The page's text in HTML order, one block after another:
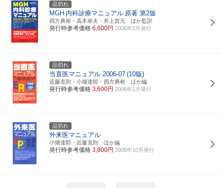
品切れ
MGH 内科診療マニュアル 原著 第2版
四方典裕・高木幸夫・井上賀元 ほか監訳
発行時参考価格 6,600円 2006年3月発行
品切れ
当直医マニュアル 2006-07 (10版)
近藤克則・小畑達郎・四方典裕 ほか編
発行時参考価格 3,600円 2006年1月発行
品切れ
外来医マニュアル
小畑達郎・近藤克則 ほか編
発行時参考価格 3,800円 2005年10月発行